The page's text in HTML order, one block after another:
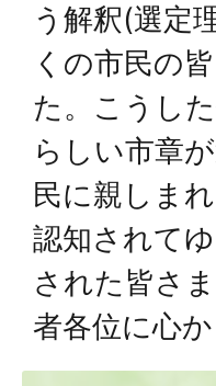
う解釈(選定
くの市民の
た。こうし
らしい市章
民に親しま
認知されて
された皆さ
者各位に心